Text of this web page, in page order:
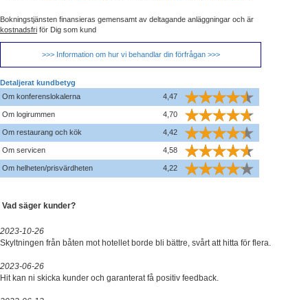
Bokningstjänsten finansieras gemensamt av deltagande anläggningar och är
kostnadsfri för Dig som kund
>>> Information om hur vi behandlar din förfrågan >>>
Detaljerat kundbetyg
Om konferenslokalerna
4,47
Om logirummen 4,70
Om restaurang och kök 4,42
Om servicen 4,58
Om helheten/prisvärdheten 4,22
Vad säger kunder?
2023-10-26
Skyltningen från båten mot hotellet borde bli bättre, svårt att hitta för flera.
2023-06-26
Hit kan ni skicka kunder och garanterat få positiv feedback.